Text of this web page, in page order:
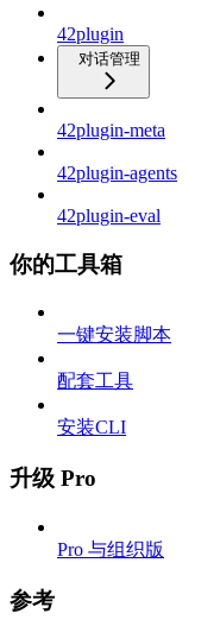
42plugin
对话管理
42plugin-meta
42plugin-agents
42plugin-eval
你的工具箱
一键安装脚本
配套工具
安装CLI
升级 Pro
Pro 与组织版
参考